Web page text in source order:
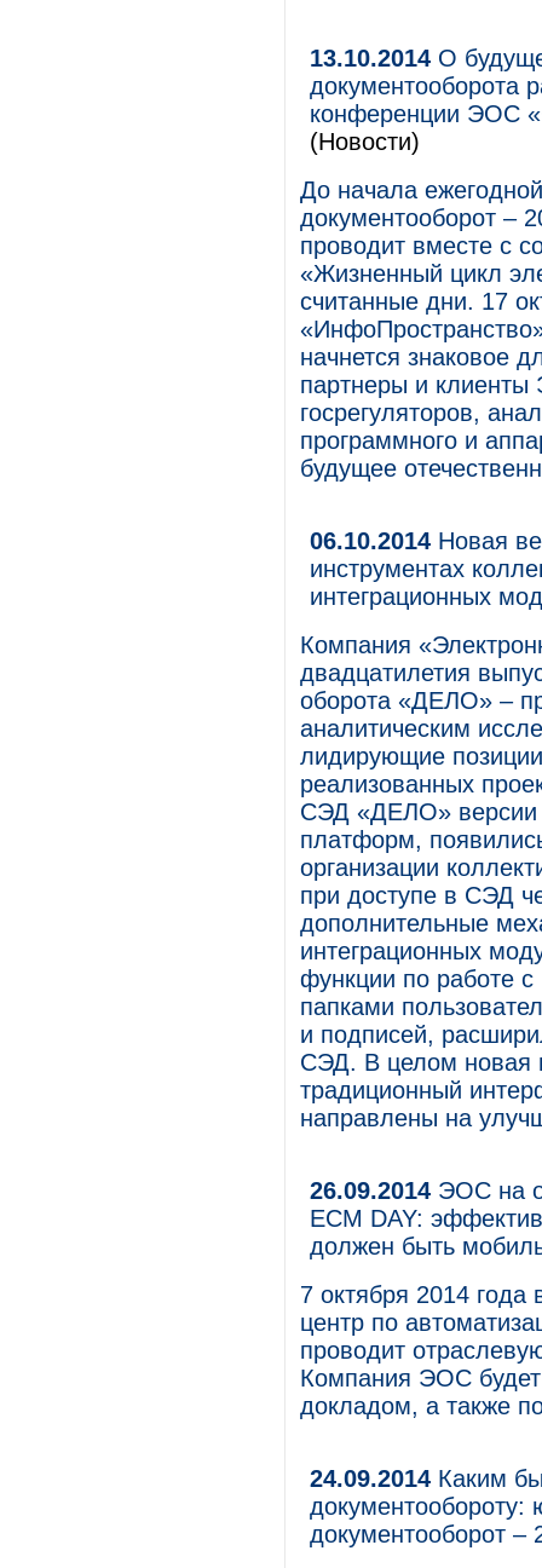
13.10.2014 О
документооборота
конференции ЭОС
(Новости)
До начала
документооборот –
проводит вместе с
«Жизненный цикл
считанные дни. 17
начнется знаковое
партнеры и клиенты
госрегуляторов,
программного и
будущее
06.10.2014 Новая
инструментах
интеграционных
Компания
двадцатилетия
оборота «ДЕЛО» –
аналитическим
лидирующие
реализованных
СЭД «ДЕЛО» версии
платформ,
организации
при доступе в СЭД
дополнительные
интеграционных
функции по работе
папками
и подписей,
СЭД. В целом новая
традиционный
направлены на
26.09.2014 ЭОС на
ECM DAY:
должен быть
7 октября 2014
центр по
проводит
Компания ЭОС будет
докладом, а также
24.09.2014 Каким
документооборот –